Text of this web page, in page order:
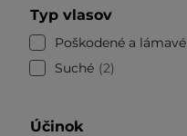
Typ vlasov
Poškodené a lámavé
Suché 2
Účinok